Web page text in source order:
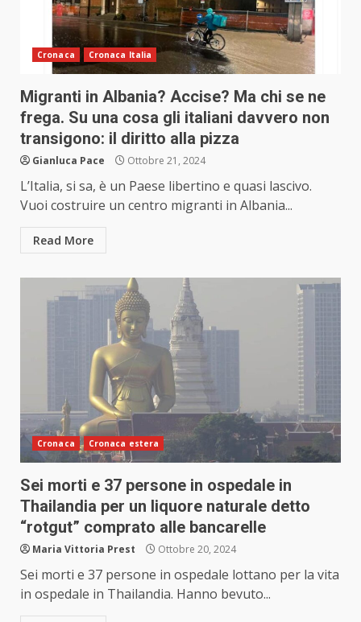
Cronaca Cronaca Italia
Migranti in Albania? Accise? Ma chi se ne
frega. Su una cosa gli italiani davvero non
transigono: il diritto alla pizza
Gianluca Pace Ottobre 21, 2024
L’Italia, si sa, è un Paese libertino e quasi lascivo.
Vuoi costruire un centro migranti in Albania...
Read More
Cronaca Cronaca estera
Sei morti e 37 persone in ospedale in
Thailandia per un liquore naturale detto
“rotgut” comprato alle bancarelle
Maria Vittoria Prest Ottobre 20, 2024
Sei morti e 37 persone in ospedale lottano per la vita
in ospedale in Thailandia. Hanno bevuto...